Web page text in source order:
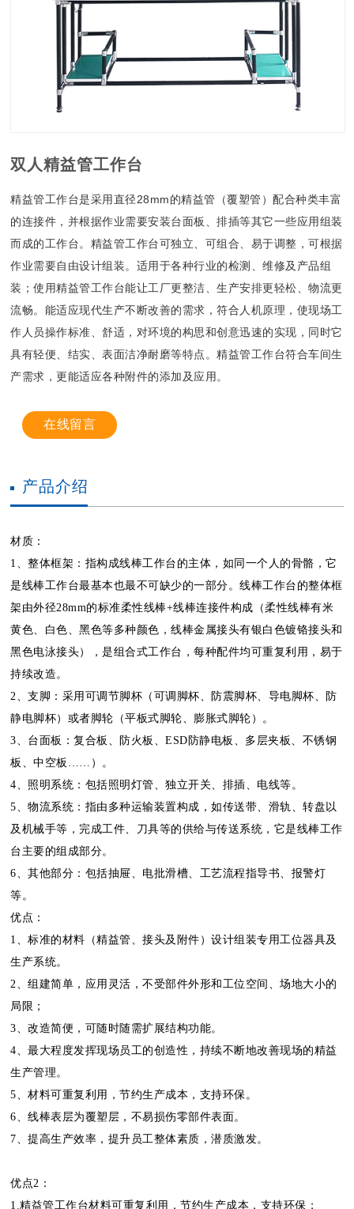
双人精益管工作台
精益管工作台是采用直径28mm的精益管（覆塑管）配合种类丰富
的连接件，并根据作业需要安装台面板、排插等其它一些应用组装
而成的工作台。精益管工作台可独立、可组合、易于调整，可根据
作业需要自由设计组装。适用于各种行业的检测、维修及产品组
装；使用精益管工作台能让工厂更整洁、生产安排更轻松、物流更
流畅。能适应现代生产不断改善的需求，符合人机原理，使现场工
作人员操作标准、舒适，对环境的构思和创意迅速的实现，同时它
具有轻便、结实、表面洁净耐磨等特点。精益管工作台符合车间生
产需求，更能适应各种附件的添加及应用。
在线留言
产品介绍
材质：
1、整体框架：指构成线棒工作台的主体，如同一个人的骨骼，它
是线棒工作台最基本也最不可缺少的一部分。线棒工作台的整体框
架由外径28mm的标准柔性线棒+线棒连接件构成（柔性线棒有米
黄色、白色、黑色等多种颜色，线棒金属接头有银白色镀铬接头和
黑色电泳接头），是组合式工作台，每种配件均可重复利用，易于
持续改造。
2、支脚：采用可调节脚杯（可调脚杯、防震脚杯、导电脚杯、防
静电脚杯）或者脚轮（平板式脚轮、膨胀式脚轮）。
3、台面板：复合板、防火板、ESD防静电板、多层夹板、不锈钢
板、中空板……）。
4、照明系统：包括照明灯管、独立开关、排插、电线等。
5、物流系统：指由多种运输装置构成，如传送带、滑轨、转盘以
及机械手等，完成工件、刀具等的供给与传送系统，它是线棒工作
台主要的组成部分。
6、其他部分：包括抽屉、电批滑槽、工艺流程指导书、报警灯
等。
优点：
1、标准的材料（精益管、接头及附件）设计组装专用工位器具及
生产系统。
2、组建简单，应用灵活，不受部件外形和工位空间、场地大小的
局限；
3、改造简便，可随时随需扩展结构功能。
4、最大程度发挥现场员工的创造性，持续不断地改善现场的精益
生产管理。
5、材料可重复利用，节约生产成本，支持环保。
6、线棒表层为覆塑层，不易损伤零部件表面。
7、提高生产效率，提升员工整体素质，潜质激发。
优点2：
1.精益管工作台材料可重复利用，节约生产成本，支持环保；